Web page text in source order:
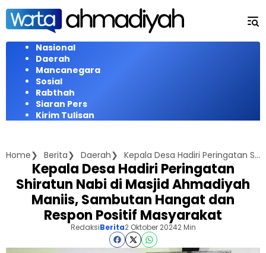
Langsung
konten
Nasional
Daerah
Mancanegara
Sosial
Rabthah
Siaran Pers
Kirim Tulisan
Home Berita Daerah Kepala Desa Hadiri Peringatan Shiratun Nabi di Masjid Ahmadiyah Maniis, Sambutan Hangat dan Respon Positif Masyarakat
Kepala Desa Hadiri Peringatan
Shiratun Nabi di Masjid Ahmadiyah
Maniis, Sambutan Hangat dan
Respon Positif Masyarakat
RedaksiBerita2 Oktober 20242 Min